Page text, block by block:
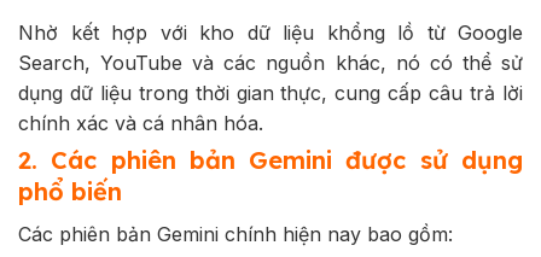
Nhờ kết hợp với kho dữ liệu khổng lồ từ Google
Search, YouTube và các nguồn khác, nó có thể sử
dụng dữ liệu trong thời gian thực, cung cấp câu trả lời
chính xác và cá nhân hóa.
2. Các phiên bản Gemini được sử dụng
phổ biến
Các phiên bản Gemini chính hiện nay bao gồm: